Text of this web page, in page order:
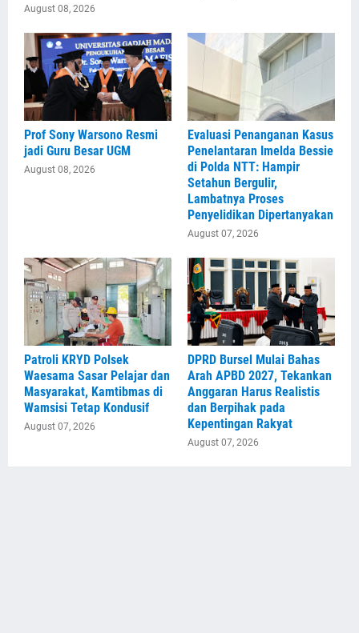
August 08, 2026
Prof Sony Warsono Resmi
jadi Guru Besar UGM
August 08, 2026
Evaluasi Penanganan Kasus
Penelantaran Imelda Bessie
di Polda NTT: Hampir
Setahun Bergulir,
Lambatnya Proses
Penyelidikan Dipertanyakan
August 07, 2026
Patroli KRYD Polsek
Waesama Sasar Pelajar dan
Masyarakat, Kamtibmas di
Wamsisi Tetap Kondusif
August 07, 2026
DPRD Bursel Mulai Bahas
Arah APBD 2027, Tekankan
Anggaran Harus Realistis
dan Berpihak pada
Kepentingan Rakyat
August 07, 2026